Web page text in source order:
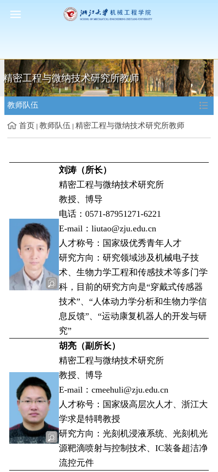
精密工程与微纳技术研究所教师
教师队伍
首页 教师队伍 精密工程与微纳技术研究所教师
刘涛（所长）
精密工程与微纳技术研究所
教授、博导
电话：0571-87951271-6221
E-mail：liutao@zju.edu.cn
人才称号：国家级优秀青年人才
研究方向：研究领域涉及机械电子技
术、生物力学工程和传感技术等多门学
科，目前的研究方向是“穿戴式传感器
技术”、“人体动力学分析和生物力学信
息反馈”、“运动康复机器人的开发与研
究”
胡亮（副所长）
精密工程与微纳技术研究所
教授、博导
E-mail：cmeehuli@zju.edu.cn
人才称号：国家级高层次人才、浙江大
学求是特聘教授
研究方向：光刻机浸液系统、光刻机光
源靶滴喷射与控制技术、IC装备超洁净
流控元件